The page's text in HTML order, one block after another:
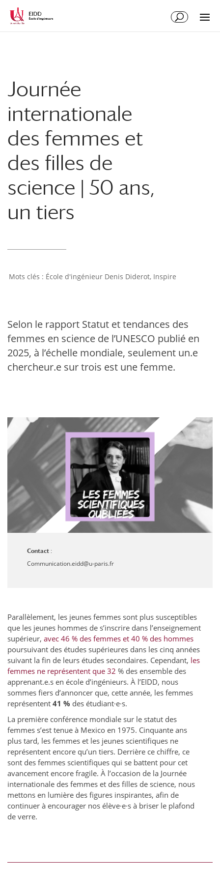
Journée
internationale
des femmes et
des filles de
science | 50 ans,
un tiers
École d'ingénieur Denis Diderot, Inspire
Selon le rapport Statut et tendances des
femmes en science de l’UNESCO publié en
2025, à l’échelle mondiale, seulement un.e
chercheur.e sur trois est une femme.
Contact :
Communication.eidd@u-paris.fr
Parallèlement, les jeunes femmes sont plus susceptibles
que les jeunes hommes de s’inscrire dans l’enseignement
supérieur, avec 46 % des femmes et 40 % des hommes
poursuivant des études supérieures dans les cinq années
suivant la fin de leurs études secondaires. Cependant, les
femmes ne représentent que 32 % des ensemble des
apprenant.e.s en école d’ingénieurs. À l’EIDD, nous
sommes fiers d’annoncer que, cette année, les femmes
représentent 41 % des étudiant·e·s.
La première conférence mondiale sur le statut des
femmes s’est tenue à Mexico en 1975. Cinquante ans
plus tard, les femmes et les jeunes scientifiques ne
représentent encore qu’un tiers. Derrière ce chiffre, ce
sont des femmes scientifiques qui se battent pour cet
avancement encore fragile. À l’occasion de la Journée
internationale des femmes et des filles de science, nous
mettons en lumière des figures inspirantes, afin de
continuer à encourager nos élève·e·s à briser le plafond
de verre.